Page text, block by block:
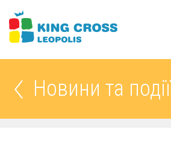
Новини та події